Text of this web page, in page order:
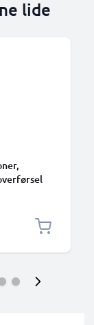
lide